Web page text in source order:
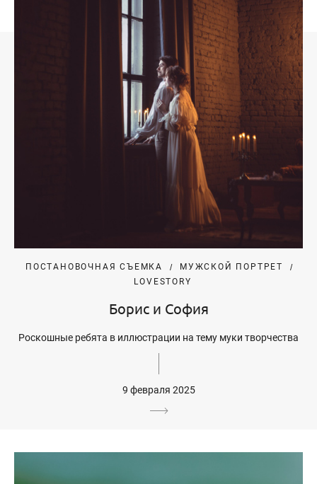
ПОСТАНОВОЧНАЯ СЪЕМКА
МУЖСКОЙ ПОРТРЕТ
LOVESTORY
Борис и София
Роскошные ребята в иллюстрации на тему муки творчества
9 февраля 2025